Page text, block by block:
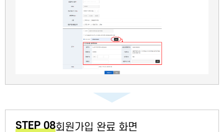
STEP 08회원가입 완료 화면